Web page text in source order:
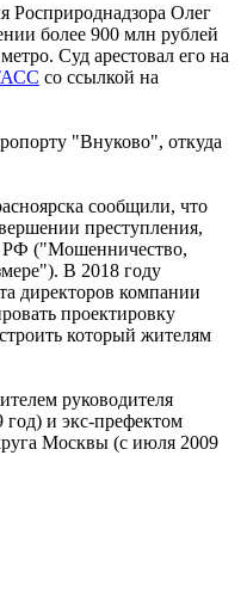
Росприроднадзора Олег
более 900 млн рублей
Суд арестовал его на
со ссылкой на
"Внуково", откуда
сообщили, что
преступления,
РФ ("Мошенничество,
В 2018 году
директоров компании
проектировку
который жителям
руководителя
год) и экс-префектом
Москвы (с июля 2009